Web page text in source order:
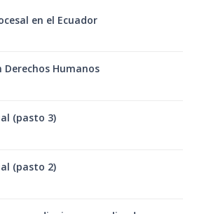
en el Ecuador
Humanos
(pasto 3)
(pasto 2)